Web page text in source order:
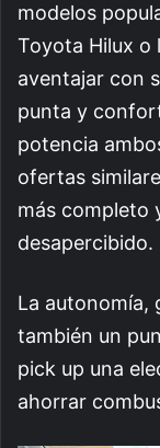
modelos
Toyota Hilux o
aventajar con
punta y
potencia
ofertas
más completo
desapercibido.
La autonomía,
también un
pick up una
ahorrar